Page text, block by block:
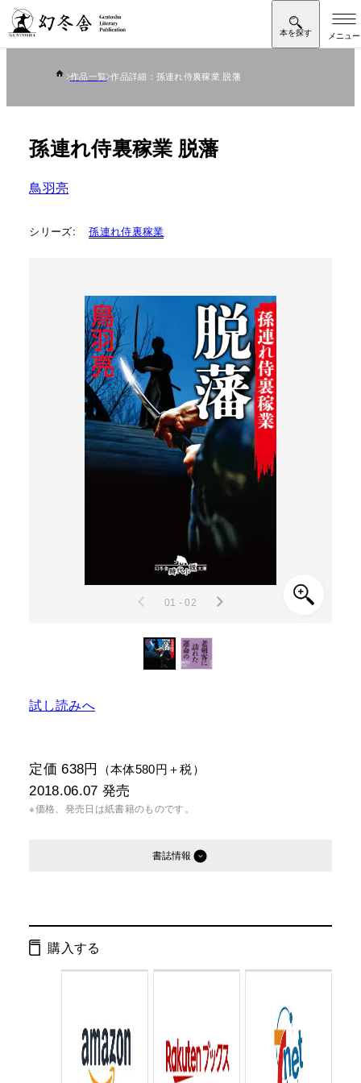
作品一覧 作品詳細：孫連れ侍裏稼業 脱藩
孫連れ侍裏稼業 脱藩
鳥羽亮
シリーズ: 孫連れ侍裏稼業
01 - 02
試し読みへ
定価 638円 （本体580円＋税）
2018.06.07 発売
※価格、発売日は紙書籍のものです。
書誌情報
ページ数：
判型： 文庫判
購入する